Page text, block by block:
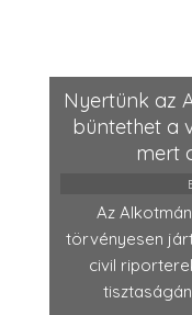
Nyertünk az
büntethet a
mert
Az
törvényesen
civil